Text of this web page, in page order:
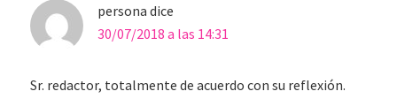
persona dice
30/07/2018 a las 14:31
Sr. redactor, totalmente de acuerdo con su reflexión.